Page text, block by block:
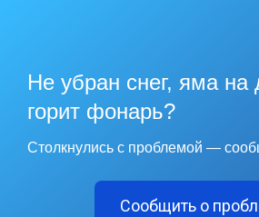
Не убран снег, яма на
горит фонарь?
Столкнулись с проблемой —
Сообщить о